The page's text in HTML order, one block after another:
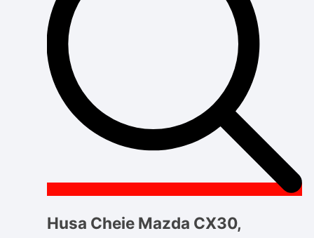
Husa Cheie Mazda CX30,